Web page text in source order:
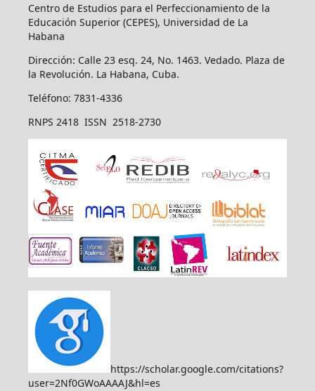
Centro de Estudios para el Perfeccionamiento de la
Educación Superior (CEPES), Universidad de La
Habana
Dirección: Calle 23 esq. 24, No. 1463. Vedado. Plaza de
la Revolución. La Habana, Cuba.
Teléfono: 7831-4336
RNPS 2418 ISSN 2518-2730
https://scholar.google.com/citations?
user=2Nf0GWoAAAAJ&hl=es